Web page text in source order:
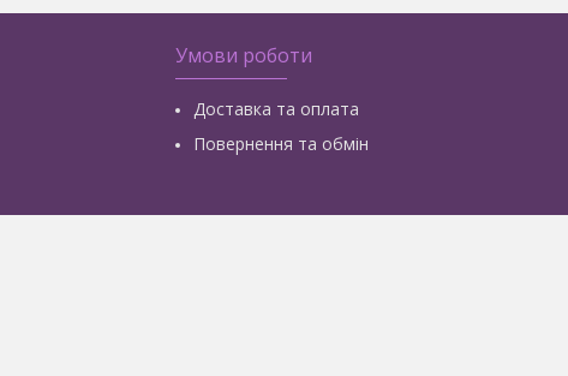
Умови роботи
Доставка та оплата
Повернення та обмін